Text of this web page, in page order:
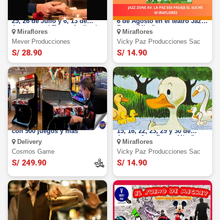
El Reencuentro: El 16, 19, 23,
25, 26 de Julio y 6, 13 de
Agosto en el Teatro Auditorio
Miraflores
Miraflores
Mever Producciones
S/ 28.90
Viaje Mágico del Capibara: el
6 de Agosto en el teatro Jazz
Zone - Miraflores
Miraflores
Vicky Paz Producciones Sac
S/ 14.90
Alquiler de máquina Arcade
con 900 juegos y más
Delivery
Cosmos Game
S/ 249.90
El Patito Feo: El 28 de Julio,
15, 16, 22, 23, 29 y 30 de
Agosto Jazz Zone - Miraflores
Miraflores
Vicky Paz Producciones Sac
S/ 14.90